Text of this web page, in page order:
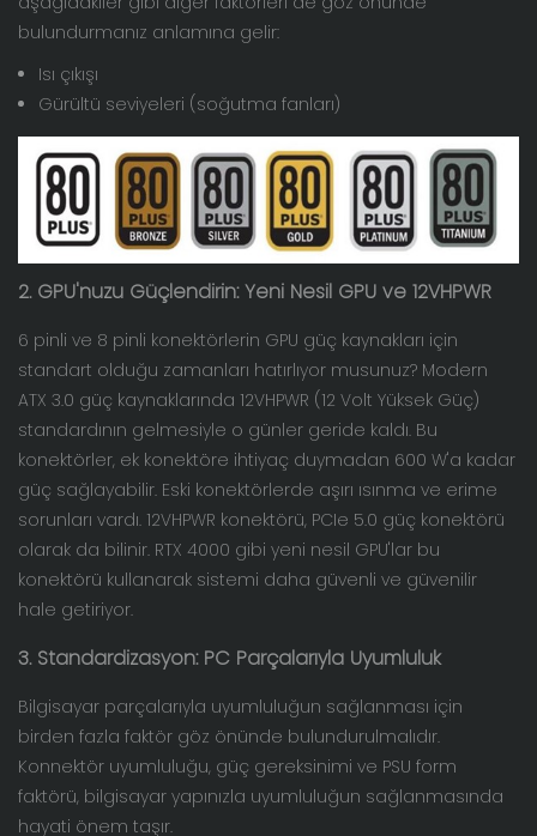
bulundurmanız anlamına gelir:
Isı çıkışı
Gürültü seviyeleri (soğutma fanları)
2. GPU'nuzu Güçlendirin: Yeni Nesil GPU ve 12VHPWR
6 pinli ve 8 pinli konektörlerin GPU güç kaynakları için
standart olduğu zamanları hatırlıyor musunuz? Modern
ATX 3.0 güç kaynaklarında 12VHPWR (12 Volt Yüksek Güç)
standardının gelmesiyle o günler geride kaldı. Bu
konektörler, ek konektöre ihtiyaç duymadan 600 W'a kadar
güç sağlayabilir. Eski konektörlerde aşırı ısınma ve erime
sorunları vardı. 12VHPWR konektörü, PCIe 5.0 güç konektörü
olarak da bilinir. RTX 4000 gibi yeni nesil GPU'lar bu
konektörü kullanarak sistemi daha güvenli ve güvenilir
hale getiriyor.
3. Standardizasyon: PC Parçalarıyla Uyumluluk
Bilgisayar parçalarıyla uyumluluğun sağlanması için
birden fazla faktör göz önünde bulundurulmalıdır.
Konnektör uyumluluğu, güç gereksinimi ve PSU form
faktörü, bilgisayar yapınızla uyumluluğun sağlanmasında
hayati önem taşır.